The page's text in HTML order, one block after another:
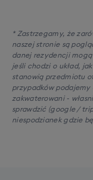
* Zastrzegamy, że
naszej stronie są
danej rezydencji
jeśli chodzi o układ,
stanowią przedmiotu
przypadków podajemy
zakwaterowani -
sprawdzić (google /
niespodzianek gdzie